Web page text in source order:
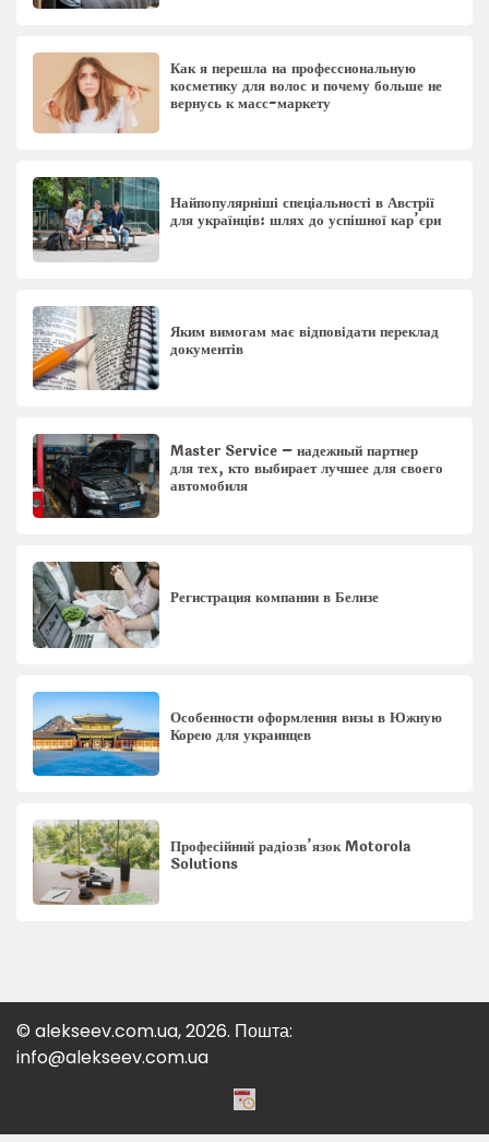
Как я перешла на профессиональную
косметику для волос и почему больше не
вернусь к масс-маркету
Найпопулярніші спеціальності в Австрії
для українців: шлях до успішної кар’єри
Яким вимогам має відповідати переклад
документів
Master Service – надежный партнер
для тех, кто выбирает лучшее для своего
автомобиля
Регистрация компании в Белизе
Особенности оформления визы в Южную
Корею для украинцев
Професійний радіозв’язок Motorola
Solutions
© alekseev.com.ua, 2026. Пошта:
info@alekseev.com.ua